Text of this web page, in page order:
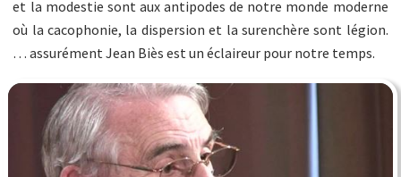
et la modestie sont aux antipodes de notre monde moderne
où la cacophonie, la dispersion et la surenchère sont légion.
… assurément Jean Biès est un éclaireur pour notre temps.